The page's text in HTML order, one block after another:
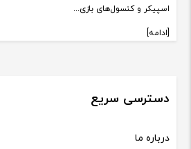
اسپیکر و کنسول‌های بازی...
[ادامه]
دسترسی سریع
درباره ما